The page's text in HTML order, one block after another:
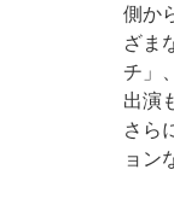
側か
ざま
チ」
出演
さら
ョン